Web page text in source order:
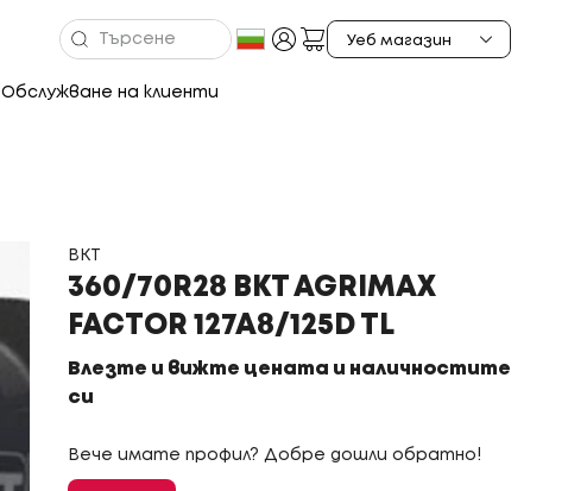
Обслужване на клиенти
BKT
360/70R28 BKT AGRIMAX
FACTOR 127A8/125D TL
Влезте и вижте цената и наличностите
си
Вече имате профил? Добре дошли обратно!